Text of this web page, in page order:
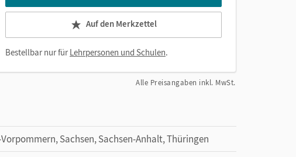
Auf den Merkzettel
Bestellbar nur fürLehrpersonen und Schulen.
Alle Preisangaben inkl. MwSt.
Sachsen, Sachsen-Anhalt, Thüringen